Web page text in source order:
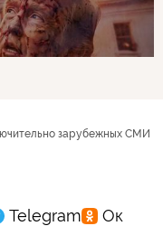
зарубежных СМИ